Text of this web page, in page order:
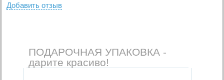
Добавить отзыв
ПОДАРОЧНАЯ УПАКОВКА -
дарите красиво!